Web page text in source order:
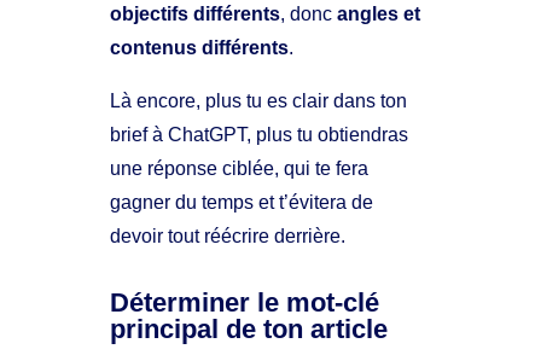
objectifs différents, doncangles et
contenus différents.
Là encore, plus tu es clair dans ton
brief à ChatGPT, plus tu obtiendras
une réponse ciblée, qui te fera
gagner du temps et t’évitera de
devoir tout réécrire derrière.
Déterminer le mot-clé
principal de ton article